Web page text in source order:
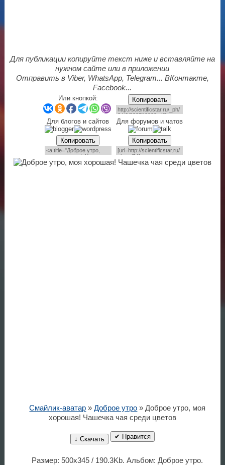
Для публикации копируйте текст ниже и вставляйте на
нужном сайте или в приложении
Отправить в Viber, WhatsApp, Telegram... ВКонтакте,
Facebook...
Или кнопкой: Копировать
Для блогов и сайтов Для форумов и чатов
Копировать Копировать
Смайлик-аватар »Доброе утро » Доброе утро, моя
хорошая! Чашечка чая среди цветов
↓ Скачать ✔ Нравится
Размер: 500x345 / 190.3Kb. Альбом: Доброе утро.